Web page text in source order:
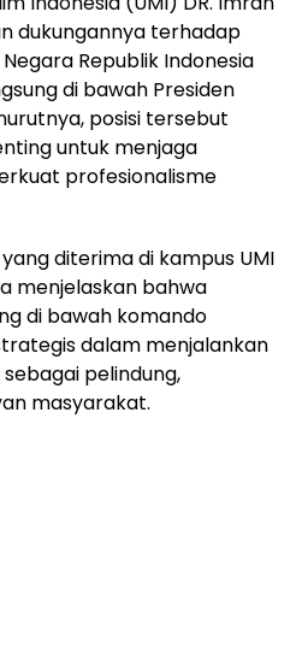
dukungannya terhadap
Republik Indonesia
di bawah Presiden
posisi tersebut
untuk menjaga
profesionalisme
diterima di kampus UMI
menjelaskan bahwa
di bawah komando
dalam menjalankan
pelindung,
masyarakat.